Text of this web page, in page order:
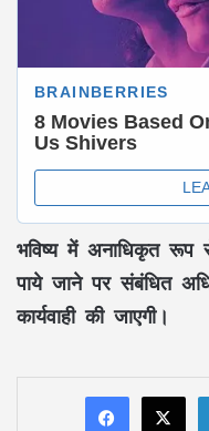
भविष्य में अनाधिकृत रूप
पाये जाने पर संबंधित
कार्यवाही की जाएगी।